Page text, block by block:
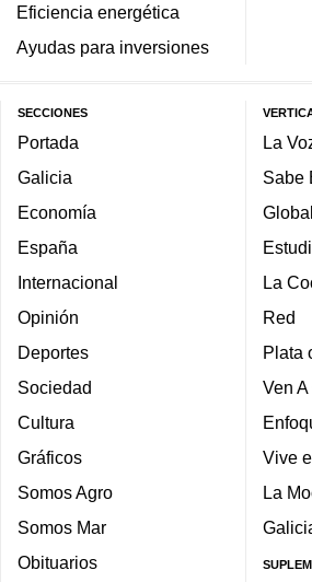
Eficiencia energética
Ayudas para inversiones
SECCIONES
Portada
Galicia
Economía
España
Internacional
Opinión
Deportes
Sociedad
Cultura
Gráficos
Somos Agro
Somos Mar
Obituarios
La
Sabe
La
Red
Plata
Ven
Vive
La